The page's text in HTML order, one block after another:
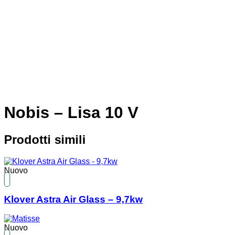
Nobis – Lisa 10 V
Prodotti simili
Nuovo
Klover Astra Air Glass – 9,7kw
Nuovo